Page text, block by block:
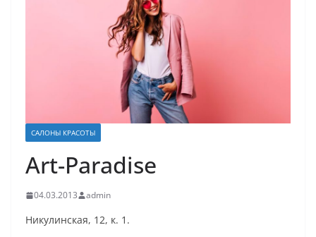
САЛОНЫ КРАСОТЫ
Art-Paradise
04.03.2013 admin
Никулинская, 12, к. 1.